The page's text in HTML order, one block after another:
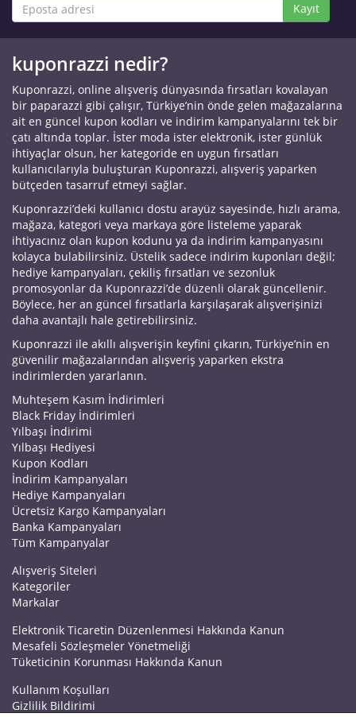
Kayıt
kuponrazzi nedir?
Kuponrazzi, online alışveriş dünyasında fırsatları kovalayan
bir paparazzi gibi çalışır, Türkiye’nin önde gelen mağazalarına
ait en güncel kupon kodları ve indirim kampanyalarını tek bir
çatı altında toplar. İster moda ister elektronik, ister günlük
ihtiyaçlar olsun, her kategoride en uygun fırsatları
kullanıcılarıyla buluşturan Kuponrazzi, alışveriş yaparken
bütçeden tasarruf etmeyi sağlar.
Kuponrazzi’deki kullanıcı dostu arayüz sayesinde, hızlı arama,
mağaza, kategori veya markaya göre listeleme yaparak
ihtiyacınız olan kupon kodunu ya da indirim kampanyasını
kolayca bulabilirsiniz. Üstelik sadece indirim kuponları değil;
hediye kampanyaları, çekiliş fırsatları ve sezonluk
promosyonlar da Kuponrazzi’de düzenli olarak güncellenir.
Böylece, her an güncel fırsatlarla karşılaşarak alışverişinizi
daha avantajlı hale getirebilirsiniz.
Kuponrazzi ile akıllı alışverişin keyfini çıkarın, Türkiye’nin en
güvenilir mağazalarından alışveriş yaparken ekstra
indirimlerden yararlanın.
Muhteşem Kasım İndirimleri
Black Friday İndirimleri
Yılbaşı İndirimi
Yılbaşı Hediyesi
Kupon Kodları
İndirim Kampanyaları
Hediye Kampanyaları
Ücretsiz Kargo Kampanyaları
Banka Kampanyaları
Tüm Kampanyalar
Alışveriş Siteleri
Kategoriler
Markalar
Elektronik Ticaretin Düzenlenmesi Hakkında Kanun
Mesafeli Sözleşmeler Yönetmeliği
Tüketicinin Korunması Hakkında Kanun
Kullanım Koşulları
Gizlilik Bildirimi